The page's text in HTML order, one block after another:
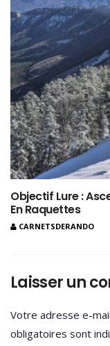
Objectif Lure :
En Raquettes
CARNETSDERANDO
Laisser un
Votre adresse e-
obligatoires sont